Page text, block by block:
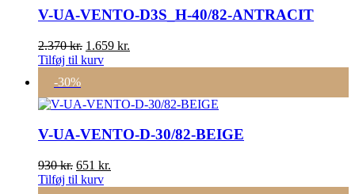
V-UA-VENTO-D3S_H-40/82-ANTRACIT
2.370kr. Den
oprindelige
2.370 kr..
1.659 kr.
1.659 kr..
Tilføj til kurv
-30%
V-UA-VENTO-D-30/82-BEIGE
930kr. Den
oprindelige
651 kr.
Tilføj til kurv